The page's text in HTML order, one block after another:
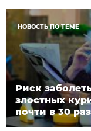
НОВОСТЬ ПО ТЕМЕ
Риск
злостных
почти в 30 раз